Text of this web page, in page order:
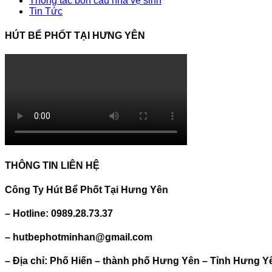
Tin Tức
HÚT BỂ PHỐT TẠI HƯNG YÊN
THÔNG TIN LIÊN HỆ
Công Ty Hút Bể Phốt Tại Hưng Yên
– Hotline: 0989.28.73.37
– hutbephotminhan@gmail.com
– Địa chỉ: Phố Hiến – thành phố Hưng Yên – Tỉnh Hưng